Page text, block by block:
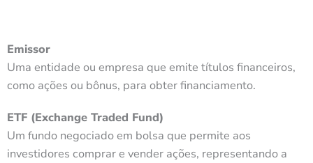
Emissor
Uma entidade ou empresa que emite títulos financeiros,
como ações ou bônus, para obter financiamento.
ETF (Exchange Traded Fund)
Um fundo negociado em bolsa que permite aos
investidores comprar e vender ações, representando a